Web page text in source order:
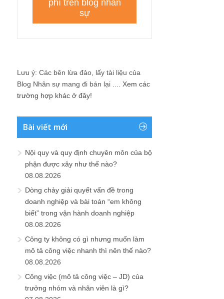
Lưu ý: Các bên lừa đảo, lấy tài liệu của
Blog Nhân sự mang đi bán lại .... Xem các
trường hợp khác ở đây!
Bài viết mới
Nội quy và quy định chuyên môn của bộ
phận được xây như thế nào?
08.08.2026
Dòng chảy giải quyết vấn đề trong
doanh nghiệp và bài toán “em không
biết” trong vận hành doanh nghiệp
08.08.2026
Công ty không có gì nhưng muốn làm
mô tả công việc nhanh thì nên thế nào?
08.08.2026
Công việc (mô tả công việc – JD) của
trưởng nhóm và nhân viên là gì?